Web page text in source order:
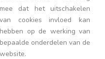
mee dat het uitschakelen
van cookies invloed kan
hebben op de werking van
bepaalde onderdelen van de
website.